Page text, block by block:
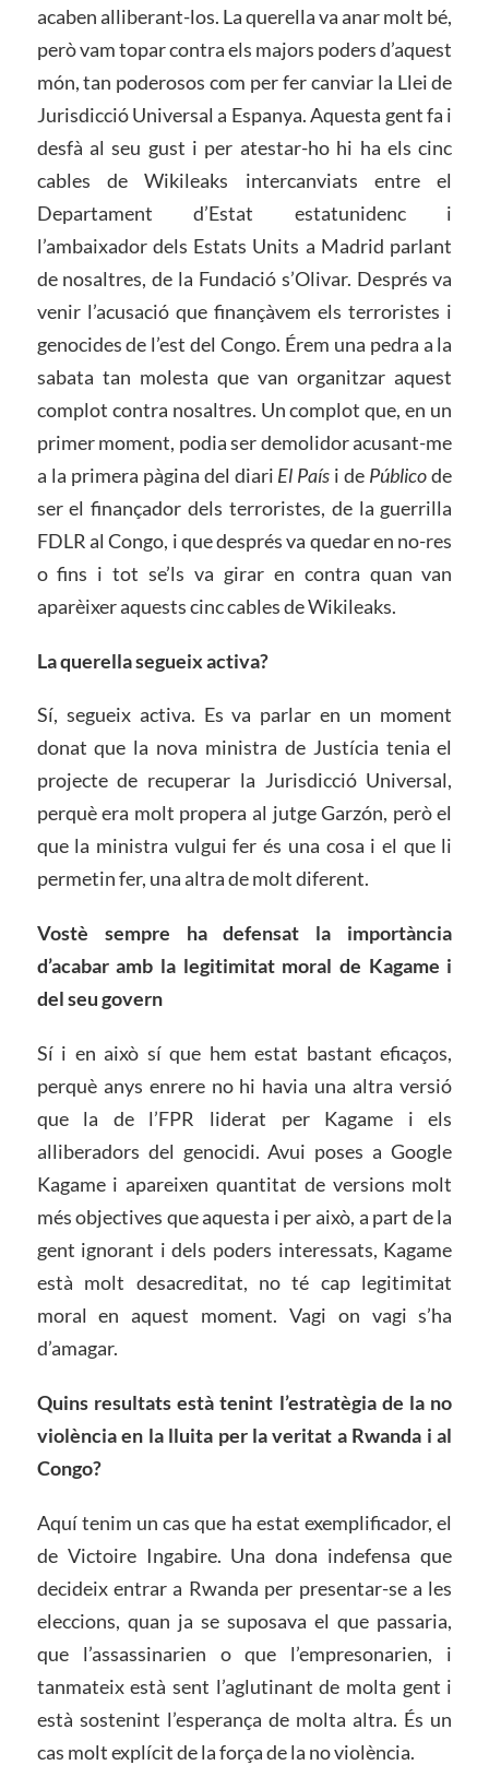
acaben alliberant-los. La querella va anar molt bé,
però vam topar contra els majors poders d’aquest
món, tan poderosos com per fer canviar la Llei de
Jurisdicció Universal a Espanya. Aquesta gent fa i
desfà al seu gust i per atestar-ho hi ha els cinc
cables de Wikileaks intercanviats entre el
Departament d’Estat estatunidenc i
l’ambaixador dels Estats Units a Madrid parlant
de nosaltres, de la Fundació s’Olivar. Després va
venir l’acusació que finançàvem els terroristes i
genocides de l’est del Congo. Érem una pedra a la
sabata tan molesta que van organitzar aquest
complot contra nosaltres. Un complot que, en un
primer moment, podia ser demolidor acusant-me
a la primera pàgina del diari El País i de Públicode
ser el finançador dels terroristes, de la guerrilla
FDLR al Congo, i que després va quedar en no-res
o fins i tot se’ls va girar en contra quan van
aparèixer aquests cinc cables de Wikileaks.
La querella segueix activa?
Sí, segueix activa. Es va parlar en un moment
donat que la nova ministra de Justícia tenia el
projecte de recuperar la Jurisdicció Universal,
perquè era molt propera al jutge Garzón, però el
que la ministra vulgui fer és una cosa i el que li
permetin fer, una altra de molt diferent.
Vostè sempre ha defensat la importància
d’acabar amb la legitimitat moral de Kagame i
del seu govern
Sí i en això sí que hem estat bastant eficaços,
perquè anys enrere no hi havia una altra versió
que la de l’FPR liderat per Kagame i els
alliberadors del genocidi. Avui poses a Google
Kagame i apareixen quantitat de versions molt
més objectives que aquesta i per això, a part de la
gent ignorant i dels poders interessats, Kagame
està molt desacreditat, no té cap legitimitat
moral en aquest moment. Vagi on vagi s’ha
d’amagar.
Quins resultats està tenint l’estratègia de la no
violència en la lluita per la veritat a Rwanda i al
Congo?
Aquí tenim un cas que ha estat exemplificador, el
de Victoire Ingabire. Una dona indefensa que
decideix entrar a Rwanda per presentar-se a les
eleccions, quan ja se suposava el que passaria,
que l’assassinarien o que l’empresonarien, i
tanmateix està sent l’aglutinant de molta gent i
està sostenint l’esperança de molta altra. És un
cas molt explícit de la força de la no violència.